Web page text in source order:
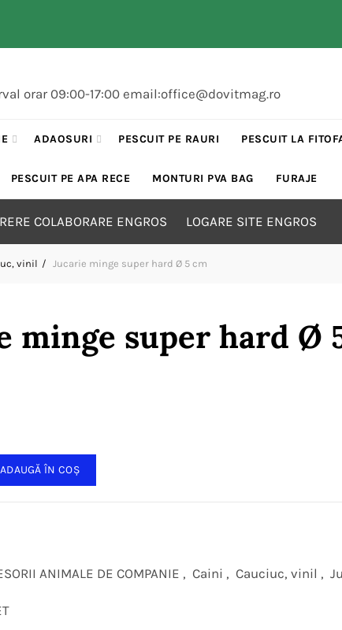
orar 09:00-17:00 email:office@dovitmag.ro
ADAOSURI PESCUIT PE RAURI PESCUIT LA
PESCUIT PE APA RECE MONTURI PVA BAG FURAJE
COLABORARE ENGROS LOGARE SITE ENGROS
vinil Jucarie minge super hard Ø 5 cm
minge super hard Ø
ADAUGĂ ÎN COȘ
ANIMALE DE COMPANIE , Caini , Cauciuc, vinil ,